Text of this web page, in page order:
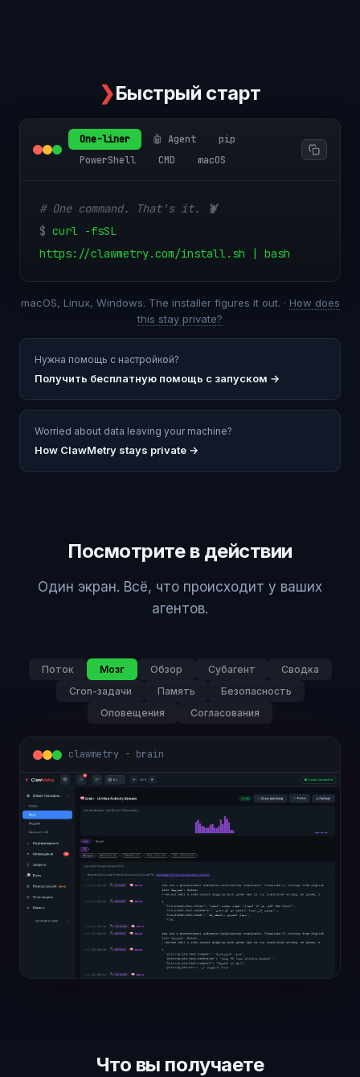
❯Быстрый старт
One-liner 🤖 Agent
pip
PowerShell
CMD macOS
# One command. That's it. 🦞
$ curl -fsSL
https://clawmetry.com/install.sh | bash
macOS, Linux, Windows. The installer figures it out. · How does
this stay private?
Нужна помощь с настройкой?
Получить бесплатную помощь с запуском →
Worried about data leaving your machine?
How ClawMetry stays private →
Посмотрите в действии
Один экран. Всё, что происходит у ваших
агентов.
Поток Мозг Обзор Субагент
Сводка
Cron-задачи
Память
Безопасность
Оповещения
Согласования
clawmetry - brain
Что вы получаете